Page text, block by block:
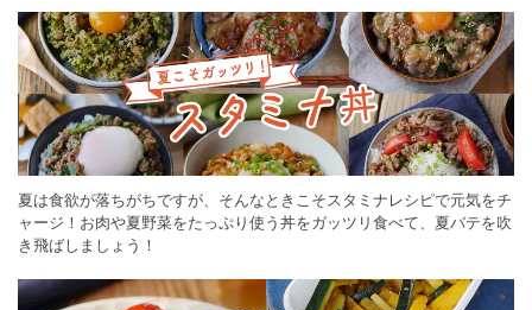
夏は食欲が落ちがちですが、そんなときこそスタミナレシピで元気をチ
ャージ！お肉や夏野菜をたっぷり使う丼をガッツリ食べて、夏バテを吹
き飛ばしましょう！